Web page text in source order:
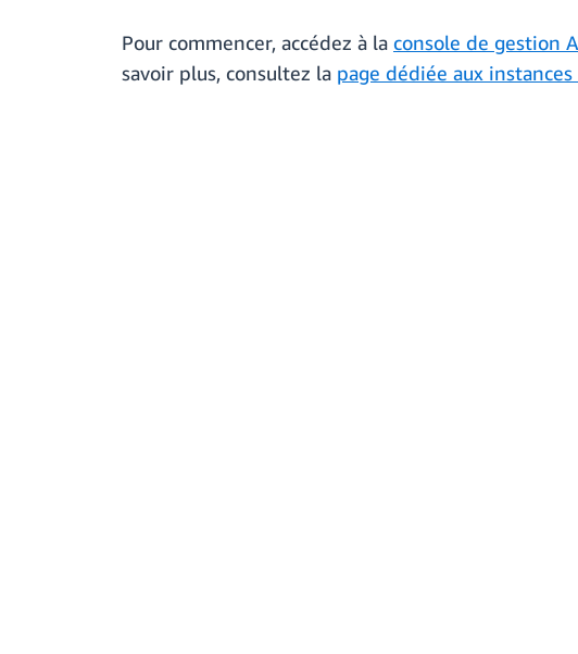
Pour commencer, accédez à la console de gestion
savoir plus, consultez la page dédiée aux instances